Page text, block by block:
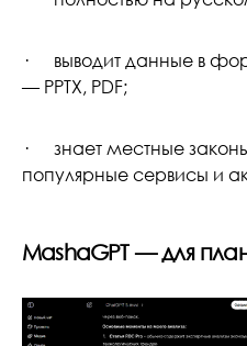
· выводит данные в
— PPTX, PDF;
· знает местные
популярные сервисы и
MashaGPT — для